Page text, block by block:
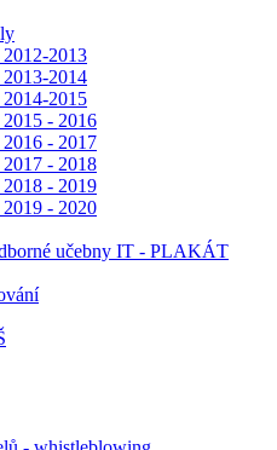
2013
2014
2015
- 2016
- 2017
- 2018
- 2019
- 2020
učebny IT - PLAKÁT